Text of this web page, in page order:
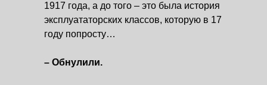
1917 года, а до того – это была история
эксплуататорских классов, которую в 17
году попросту…
– Обнулили.